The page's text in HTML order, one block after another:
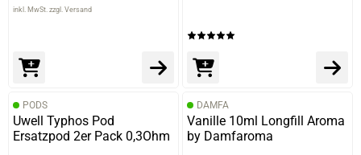
inkl. MwSt. zzgl. Versand
PODS
Uwell Typhos Pod
Ersatzpod 2er Pack 0,3Ohm
DAMFA
Vanille 10ml Longfill Aroma
by Damfaroma